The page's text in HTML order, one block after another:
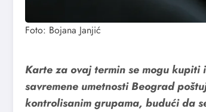
Foto: Bojana Janjić
Karte za ovaj termin se mogu
savremene umetnosti Beograd
kontrolisanim grupama, budući da